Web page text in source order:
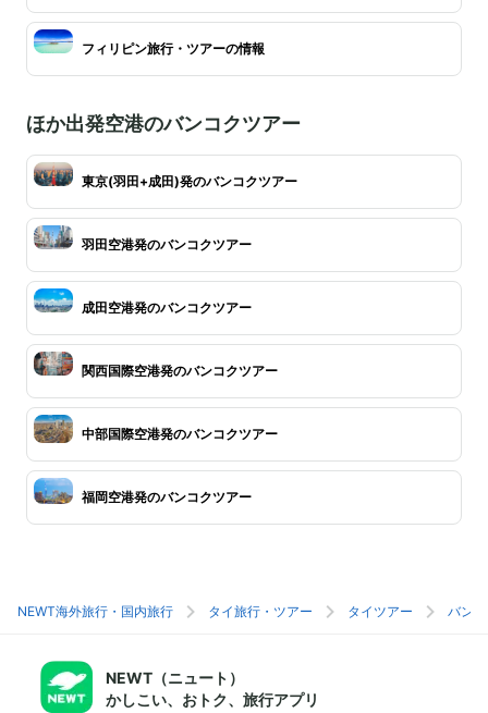
フィリピン旅行・ツアーの情報
ほか出発空港のバンコクツアー
東京(羽田+成田)発のバンコクツアー
羽田空港発のバンコクツアー
成田空港発のバンコクツアー
関西国際空港発のバンコクツアー
中部国際空港発のバンコクツアー
福岡空港発のバンコクツアー
NEWT海外旅行・国内旅行 タイ旅行・ツアー タイツアー バン
NEWT（ニュート）
かしこい、おトク、旅行アプリ